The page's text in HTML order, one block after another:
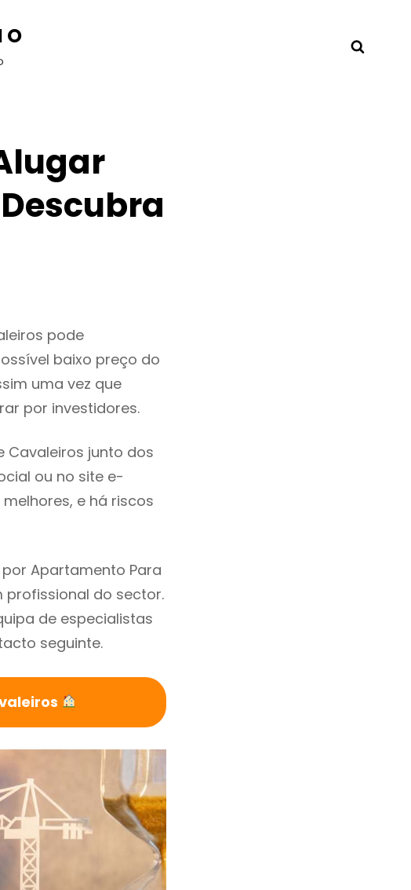
pode
baixo preço do
uma vez que
por investidores.
Cavaleiros junto dos
ou no site e-
e há riscos
Apartamento Para
profissional do sector.
de especialistas
seguinte.